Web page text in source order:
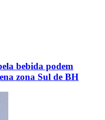
bebida podem
zona Sul de BH